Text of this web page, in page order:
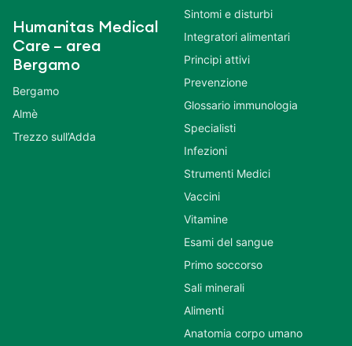
Humanitas Medical
Care – area
Bergamo
Bergamo
Almè
Trezzo sull’Adda
Sintomi e disturbi
Integratori alimentari
Principi attivi
Prevenzione
Glossario immunologia
Specialisti
Infezioni
Strumenti Medici
Vaccini
Vitamine
Esami del sangue
Primo soccorso
Sali minerali
Alimenti
Anatomia corpo umano